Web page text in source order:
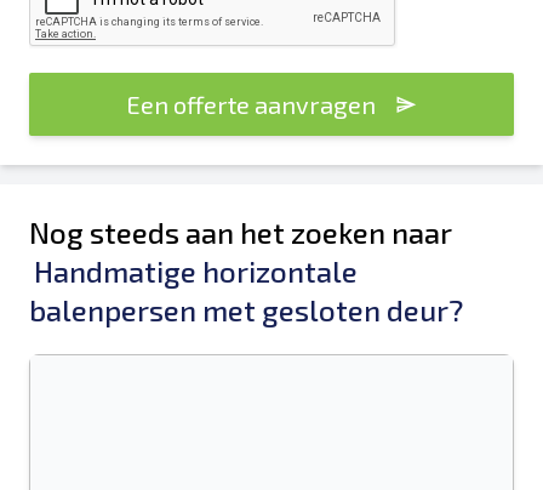
Een offerte aanvragen
Nog steeds aan het zoeken naar
Handmatige horizontale
balenpersen met gesloten deur?